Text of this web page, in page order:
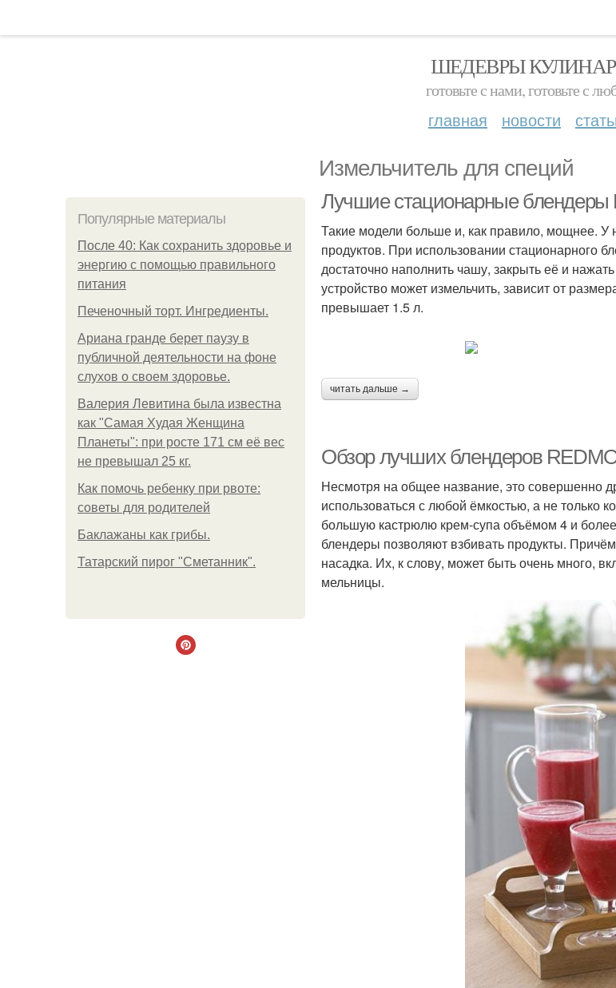
ШЕДЕВРЫ
готовьте с нами, готовьте с
главная новости
Измельчитель для специй
Популярные материалы
После 40: Как сохранить здоровье и
энергию с помощью правильного
питания
Печеночный торт. Ингредиенты.
Ариана гранде берет паузу в
публичной деятельности на фоне
слухов о своем здоровье.
Валерия Левитина была известна
как "Самая Худая Женщина
Планеты": при росте 171 см её вес
не превышал 25 кг.
Как помочь ребенку при рвоте:
советы для родителей
Баклажаны как грибы.
Татарский пирог "Сметанник".
Лучшие стационарные блендеры
Такие модели больше и, как правило, мощнее. У
продуктов. При использовании стационарного
достаточно наполнить чашу, закрыть её и
устройство может измельчить, зависит от
превышает 1.5 л.
читать дальше →
Обзор лучших блендеров
Несмотря на общее название, это совершенно
использоваться с любой ёмкостью, а не только
большую кастрюлю крем-супа объёмом 4 и
блендеры позволяют взбивать продукты.
насадка. Их, к слову, может быть очень много,
мельницы.